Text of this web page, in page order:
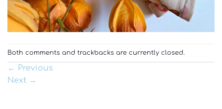
Both comments and trackbacks are currently closed.
← Previous
Next →